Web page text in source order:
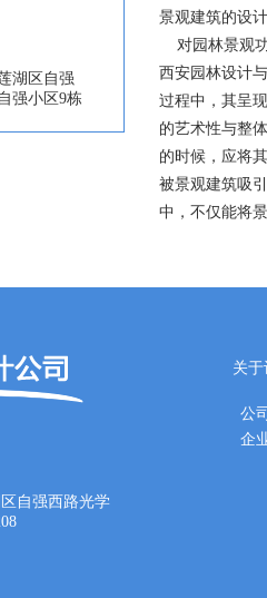
湖区自强
强小区9栋
景观建筑的设
对园林景观
西安园林设计
过程中，其呈
的艺术性与整
的时候，应将
被景观建筑吸
中，不仅能将
自强西路光学
关于
公
企